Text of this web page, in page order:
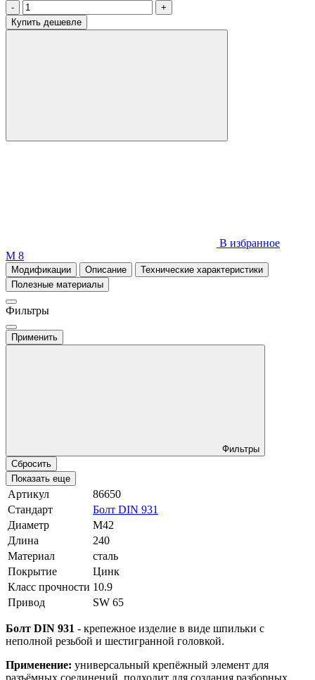
-
+
Купить дешевле
В избранное
М 8
Модификации Описание
Технические характеристики
Полезные материалы
Фильтры
Применить
Фильтры
Сбросить
Показать еще
Артикул
86650
Стандарт
Болт DIN 931
Диаметр
М42
Длина
240
Материал
сталь
Покрытие
Цинк
Класс прочности 10.9
Привод
SW 65
Болт DIN 931 - крепежное изделие в виде шпильки с
неполной резьбой и шестигранной головкой.
Применение: универсальный крепёжный элемент для
разъёмных соединений, подходит для создания разборных